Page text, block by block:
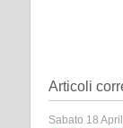
Articoli
Sabato 18